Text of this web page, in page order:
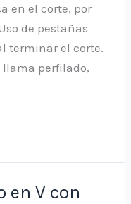
en el corte, por
de pestañas
terminar el corte.
llama perfilado,
V con